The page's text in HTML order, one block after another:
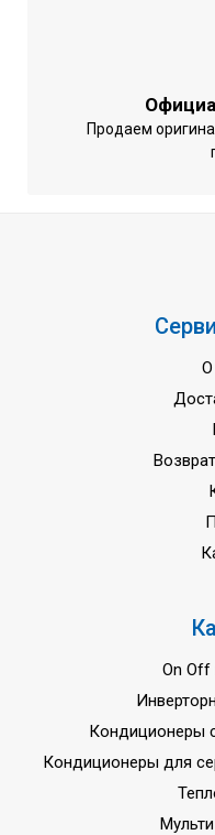
Продаем
О
On
Кондиционеры
Кондиционеры для